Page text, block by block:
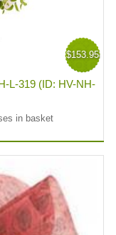
$153.95
L-319 (ID: HV-NH-
in basket